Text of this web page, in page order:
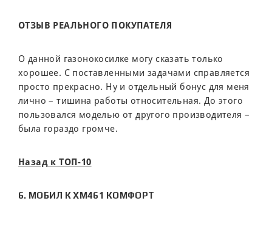
ОТЗЫВ РЕАЛЬНОГО ПОКУПАТЕЛЯ
О данной газонокосилке могу сказать только
хорошее. С поставленными задачами справляется
просто прекрасно. Ну и отдельный бонус для меня
лично – тишина работы относительная. До этого
пользовался моделью от другого производителя –
была гораздо громче.
Назад к ТОП-10
6. МОБИЛ К XM461 КОМФОРТ